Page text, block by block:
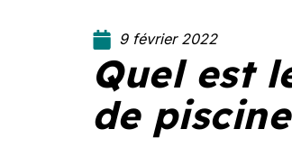
9 février 2022
Quel est
de